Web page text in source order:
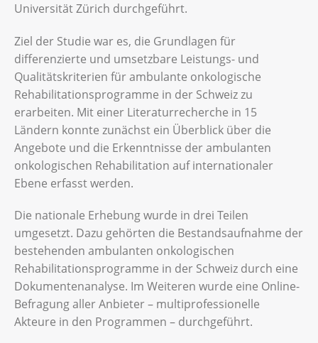
Universität Zürich durchgeführt.
Ziel der Studie war es, die Grundlagen für
differenzierte und umsetzbare Leistungs- und
Qualitätskriterien für ambulante onkologische
Rehabilitationsprogramme in der Schweiz zu
erarbeiten. Mit einer Literaturrecherche in 15
Ländern konnte zunächst ein Überblick über die
Angebote und die Erkenntnisse der ambulanten
onkologischen Rehabilitation auf internationaler
Ebene erfasst werden.
Die nationale Erhebung wurde in drei Teilen
umgesetzt. Dazu gehörten die Bestandsaufnahme der
bestehenden ambulanten onkologischen
Rehabilitationsprogramme in der Schweiz durch eine
Dokumentenanalyse. Im Weiteren wurde eine Online-
Befragung aller Anbieter – multiprofessionelle
Akteure in den Programmen – durchgeführt.